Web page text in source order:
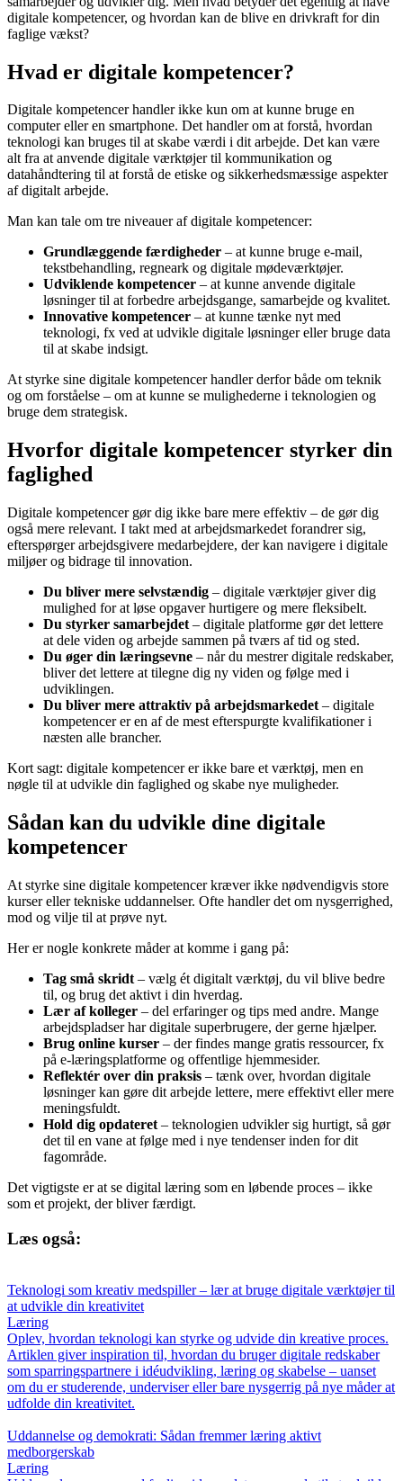
digitale kompetencer, og hvordan kan de blive en drivkraft for din
faglige vækst?
Hvad er digitale kompetencer?
Digitale kompetencer handler ikke kun om at kunne bruge en
computer eller en smartphone. Det handler om at forstå, hvordan
teknologi kan bruges til at skabe værdi i dit arbejde. Det kan være
alt fra at anvende digitale værktøjer til kommunikation og
datahåndtering til at forstå de etiske og sikkerhedsmæssige aspekter
af digitalt arbejde.
Man kan tale om tre niveauer af digitale kompetencer:
Grundlæggende færdigheder – at kunne bruge e-mail,
tekstbehandling, regneark og digitale mødeværktøjer.
Udviklende kompetencer – at kunne anvende digitale
løsninger til at forbedre arbejdsgange, samarbejde og kvalitet.
Innovative kompetencer – at kunne tænke nyt med
teknologi, fx ved at udvikle digitale løsninger eller bruge data
til at skabe indsigt.
At styrke sine digitale kompetencer handler derfor både om teknik
og om forståelse – om at kunne se mulighederne i teknologien og
bruge dem strategisk.
Hvorfor digitale kompetencer styrker din
faglighed
Digitale kompetencer gør dig ikke bare mere effektiv – de gør dig
også mere relevant. I takt med at arbejdsmarkedet forandrer sig,
efterspørger arbejdsgivere medarbejdere, der kan navigere i digitale
miljøer og bidrage til innovation.
Du bliver mere selvstændig – digitale værktøjer giver dig
mulighed for at løse opgaver hurtigere og mere fleksibelt.
Du styrker samarbejdet – digitale platforme gør det lettere
at dele viden og arbejde sammen på tværs af tid og sted.
Du øger din læringsevne – når du mestrer digitale redskaber,
bliver det lettere at tilegne dig ny viden og følge med i
udviklingen.
Du bliver mere attraktiv på arbejdsmarkedet – digitale
kompetencer er en af de mest efterspurgte kvalifikationer i
næsten alle brancher.
Kort sagt: digitale kompetencer er ikke bare et værktøj, men en
nøgle til at udvikle din faglighed og skabe nye muligheder.
Sådan kan du udvikle dine digitale
kompetencer
At styrke sine digitale kompetencer kræver ikke nødvendigvis store
kurser eller tekniske uddannelser. Ofte handler det om nysgerrighed,
mod og vilje til at prøve nyt.
Her er nogle konkrete måder at komme i gang på:
Tag små skridt – vælg ét digitalt værktøj, du vil blive bedre
til, og brug det aktivt i din hverdag.
Lær af kolleger – del erfaringer og tips med andre. Mange
arbejdspladser har digitale superbrugere, der gerne hjælper.
Brug online kurser – der findes mange gratis ressourcer, fx
på e-læringsplatforme og offentlige hjemmesider.
Reflektér over din praksis – tænk over, hvordan digitale
løsninger kan gøre dit arbejde lettere, mere effektivt eller mere
meningsfuldt.
Hold dig opdateret – teknologien udvikler sig hurtigt, så gør
det til en vane at følge med i nye tendenser inden for dit
fagområde.
Det vigtigste er at se digital læring som en løbende proces – ikke
som et projekt, der bliver færdigt.
Læs også:
Teknologi som kreativ medspiller – lær at bruge digitale værktøjer til
at udvikle din kreativitet
Læring
Oplev, hvordan teknologi kan styrke og udvide din kreative proces.
Artiklen giver inspiration til, hvordan du bruger digitale redskaber
som sparringspartnere i idéudvikling, læring og skabelse – uanset
om du er studerende, underviser eller bare nysgerrig på nye måder at
udfolde din kreativitet.
Uddannelse og demokrati: Sådan fremmer læring aktivt
medborgerskab
Læring